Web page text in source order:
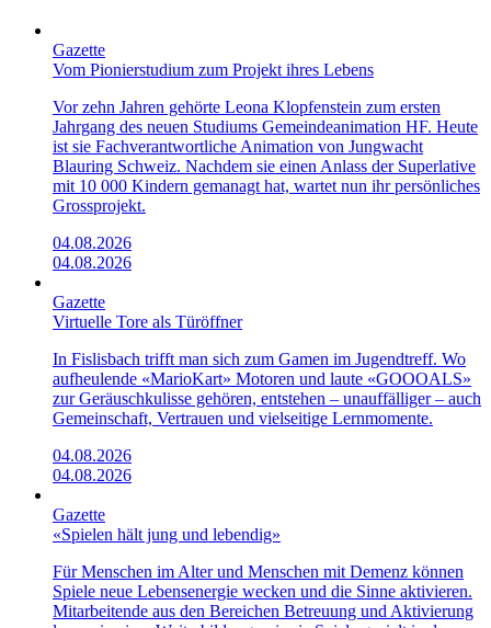
Gazette
Vom Pionierstudium zum Projekt ihres Lebens
Vor zehn Jahren gehörte Leona Klopfenstein zum ersten
Jahrgang des neuen Studiums Gemeindeanimation HF. Heute
ist sie Fachverantwortliche Animation von Jungwacht
Blauring Schweiz. Nachdem sie einen Anlass der Superlative
mit 10 000 Kindern gemanagt hat, wartet nun ihr persönliches
Grossprojekt.
04.08.2026
04.08.2026
Gazette
Virtuelle Tore als Türöffner
In Fislisbach trifft man sich zum Gamen im Jugendtreff. Wo
aufheulende «Mario­Kart»­ Motoren und laute «GOOOALS»
zur Geräuschkulisse gehören, entstehen – unauffälliger – auch
Gemeinschaft, Vertrauen und vielseitige Lernmomente.
04.08.2026
04.08.2026
Gazette
«Spielen hält jung und lebendig»
Für Menschen im Alter und Menschen mit Demenz können
Spiele neue Lebensenergie wecken und die Sinne aktivieren.
Mitarbeitende aus den Bereichen Betreuung und Aktivierung